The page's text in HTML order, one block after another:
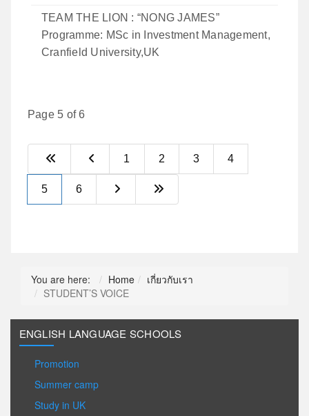
TEAM THE LION : “NONG JAMES”
Programme: MSc in Investment Management,
Cranfield University,UK
Page 5 of 6
1 2 3 4
5 6
You are here: Home
เกี่ยวกับเรา
STUDENT’S VOICE
ENGLISH LANGUAGE SCHOOLS
Promotion
Summer camp
Study in UK